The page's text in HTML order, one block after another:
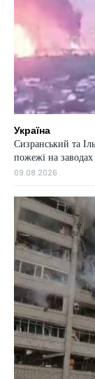
Україна
Сизранський та
пожежі на заводах
09.08.2026